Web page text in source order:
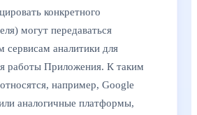
конкретного
могут передаваться
сервисам аналитики для
работы Приложения. К таким
например, Google
аналогичные платформы,